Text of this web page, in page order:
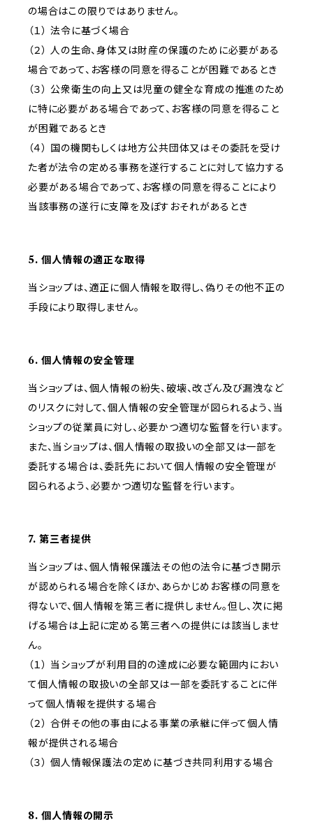
の場合はこの限りではありません。
（１） 法令に基づく場合
（２） 人の生命、身体又は財産の保護のために必要がある
場合であって、お客様の同意を得ることが困難であるとき
（３） 公衆衛生の向上又は児童の健全な育成の推進のため
に特に必要がある場合であって、お客様の同意を得ること
が困難であるとき
（４） 国の機関もしくは地方公共団体又はその委託を受け
た者が法令の定める事務を遂行することに対して協力する
必要がある場合であって、お客様の同意を得ることにより
当該事務の遂行に支障を及ぼすおそれがあるとき
5. 個人情報の適正な取得
当ショップは、適正に個人情報を取得し、偽りその他不正の
手段により取得しません。
6. 個人情報の安全管理
当ショップは、個人情報の紛失、破壊、改ざん及び漏洩など
のリスクに対して、個人情報の安全管理が図られるよう、当
ショップの従業員に対し、必要かつ適切な監督を行います。
また、当ショップは、個人情報の取扱いの全部又は一部を
委託する場合は、委託先において個人情報の安全管理が
図られるよう、必要かつ適切な監督を行います。
7. 第三者提供
当ショップは、個人情報保護法その他の法令に基づき開示
が認められる場合を除くほか、あらかじめお客様の同意を
得ないで、個人情報を第三者に提供しません。但し、次に掲
げる場合は上記に定める第三者への提供には該当しませ
ん。
（１） 当ショップが利用目的の達成に必要な範囲内におい
て個人情報の取扱いの全部又は一部を委託することに伴
って個人情報を提供する場合
（２） 合併その他の事由による事業の承継に伴って個人情
報が提供される場合
（３） 個人情報保護法の定めに基づき共同利用する場合
8. 個人情報の開示